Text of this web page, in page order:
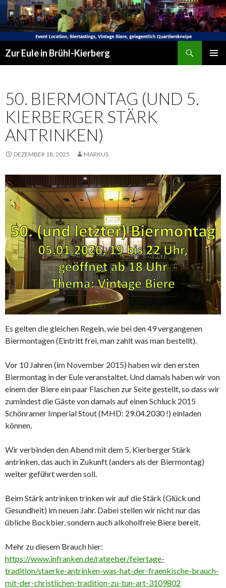
Zur Eule in Brühl-Kierberg
50. BIERMONTAG (UND 5.
KIERBERGER STÄRK
ANTRINKEN)
DEZEMBER 18, 2025 MARKUS
Es gelten die gleichen Regeln, wie bei den 49 vergangenen
Biermontagen (Eintritt frei, man zahlt was man bestellt).
Vor 10 Jahren (im November 2015) haben wir den ersten
Biermontag in der Eule veranstaltet. Und damals haben wir von
einem der Biere ein paar Flaschen zur Seite gestellt, so dass wir
zumindest die Gäste von damals auf einen Schluck 2015
Schönramer Imperial Stout (MHD: 29.04.2030 !) einladen
können.
Wir verbinden den Abend mit dem 5. Kierberger Stärk
antrinken, das auch in Zukunft (anders als der Biermontag)
weiter geführt werden soll.
Beim Stärk antrinken trinken wir auf die Stärk (Glück und
Gesundheit) im neuen Jahr. Dabei stellen wir nicht nur das
übliche Bockbier, sondern auch alkoholfreie Biere bereit.
Mehr zu diesem Brauch hier:
https://www.infranken.de/ratgeber/feiertage-
tradition/staerke-antrinken-was-hat-der-fraenkische-brauch-
mit-der-christlichen-tradition-zu-tun-art-3109802